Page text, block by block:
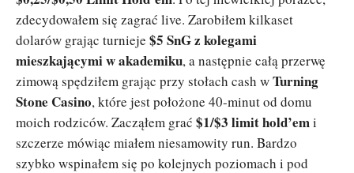
zdecydowałem się zagrać live. Zarobiłem kilkaset
dolarów grając turnieje $5 SnG z kolegami
mieszkającymi w akademiku, a następnie całą przerwę
zimową spędziłem grając przy stołach cash wTurning
Stone Casino, które jest położone 40-minut od domu
moich rodziców. Zacząłem grać $1/$3 limit hold’emi
szczerze mówiąc miałem niesamowity run. Bardzo
szybko wspinałem się po kolejnych poziomach i pod